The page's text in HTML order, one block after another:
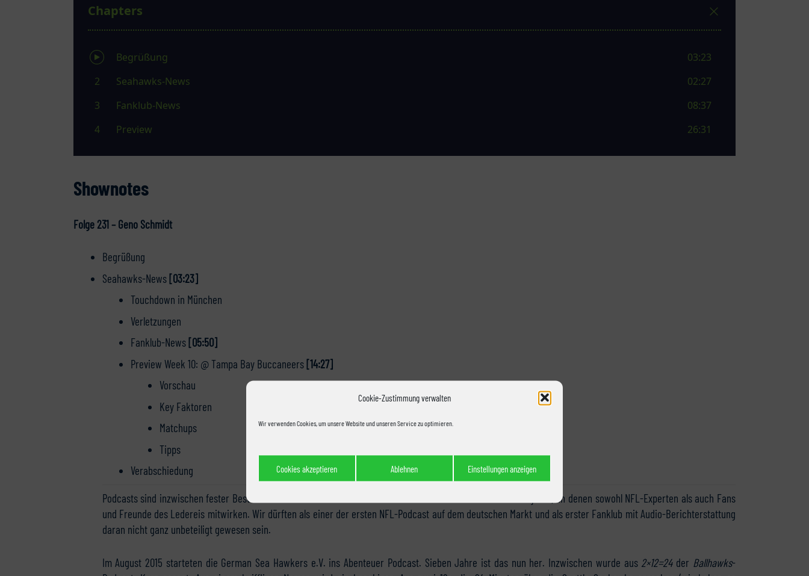
Cookie-Zustimmung verwalten
Wir verwenden Cookies, um unsere Website und unseren Service zu optimieren.
Cookies akzeptieren Ablehnen Einstellungen anzeigen
Shownotes
Folge 231 – Geno Schmidt
Begrüßung
Seahawks-News[03:23]
Touchdown in München
Verletzungen
Fanklub-News [05:50]
Preview Week 10: @ Tampa Bay Buccaneers[14:27]
Vorschau
Key Faktoren
Matchups
Tipps
Verabschiedung
Podcasts sind inzwischen fester Bestandteil von American-Football-Deutschland. Überall entstehen neue Projekte, an denen sowohl NFL-Experten als auch Fans
und Freunde des Ledereis mitwirken. Wir dürften als einer der ersten NFL-Podcast auf dem deutschen Markt und als erster Fanklub mit Audio-Berichterstattung
daran nicht ganz unbeteiligt gewesen sein.
Im August 2015 starteten die German Sea Hawkers e.V. ins Abenteuer Podcast. Sieben Jahre ist das nun her. Inzwischen wurde aus 2×12=24der Ballhawks-